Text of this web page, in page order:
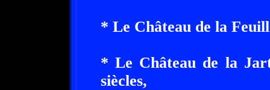
* Le Château de la
* Le Château de la
siècles,